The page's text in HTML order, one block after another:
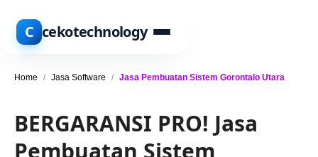
C cekotechnology
Home / Jasa Software / Jasa Pembuatan Sistem Gorontalo Utara
BERGARANSI PRO! Jasa
Pembuatan Sistem